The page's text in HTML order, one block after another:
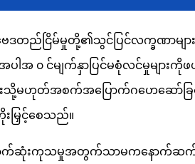
တည်ငြိမ်မှုတို့၏သွင်ပြင်လက္ခဏာများ
အပါအ ၀ င်မျက်နှာပြင်မစုံလင်မှုမ
ြင်းသို့မဟုတ်အစက်အပြောက်ဂဟေဆော်ခ
းမြှင့်စေသည်။
က်ဆုံးကုသမှုအတွက်သာမကနောက်ဆက်တွဲဓ